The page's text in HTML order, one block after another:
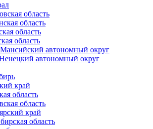
область
область
область
область
автономный округ
автономный округ
край
область
область
край
область